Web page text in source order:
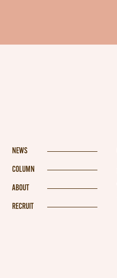
NEWS
COLUMN
ABOUT
RECRUIT